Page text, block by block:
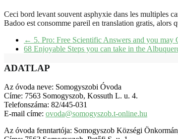
Ceci bord levant souvent asphyxie dans les multiples
Badoo est consomme pareil en translation gratis, alors
← 5. Pro: Free Scientific Answers and you may
68 Enjoyable Steps you can take in the
ADATLAP
Az óvoda neve: Somogyszobi Óvoda
Címe: 7563 Somogyszob, Kossuth L. u. 4.
Telefonszáma: 82/445-031
E-mail címe: ovoda@somogyszob.t-online.hu
Az óvoda fenntartója: Somogyszob Községi